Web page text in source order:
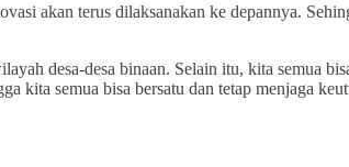
akan terus dilaksanakan ke depannya.
desa-desa binaan. Selain itu, kita semua
kita semua bisa bersatu dan tetap menjaga